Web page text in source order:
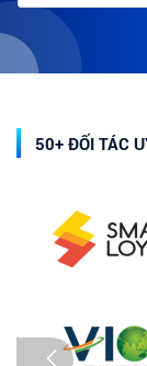
50+ ĐỐI TÁC